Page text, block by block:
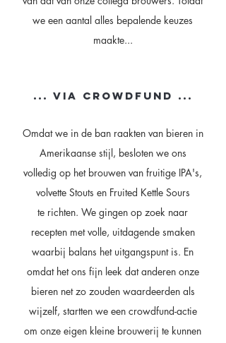
we een aantal alles bepalende keuzes
maakte...
... VIA CROWDFUND ...
Omdat we in de ban raakten van bieren in
Amerikaanse stijl, besloten we ons
volledig op het brouwen van fruitige IPA's,
volvette Stouts en Fruited Kettle Sours
te richten. We gingen op zoek naar
recepten met volle, uitdagende smaken
waarbij balans het uitgangspunt is. En
omdat het ons fijn leek dat anderen onze
bieren net zo zouden waardeerden als
wijzelf, startten we een crowdfund-actie
om onze eigen kleine brouwerij te kunnen